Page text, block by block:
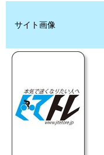
サイト画像